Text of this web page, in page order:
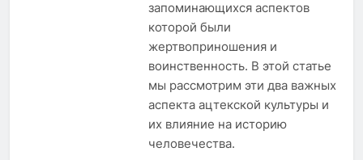
запоминающихся аспектов
которой были
жертвоприношения и
воинственность. В этой статье
мы рассмотрим эти два важных
аспекта ацтекской культуры и
их влияние на историю
человечества.